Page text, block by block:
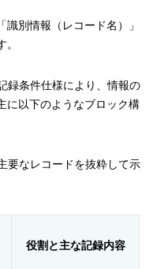
別情報（レコード名）」
録条件仕様により、情報の
に以下のようなブロック構
要なレコードを抜粋して示
役割と主な記録内容